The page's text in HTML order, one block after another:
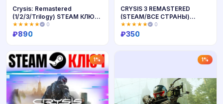
Купить
Crysis: Remastered
(1/2/3/Trilogy) STEAM КЛЮЧ /
РФ+МИР
★★★★★ 0
₽890
CRYSIS 3 REMASTERED
(STEAM/ВСЕ СТРАНЫ)
СРАЗУ + ПОДАРОК
★★★★★ 0
₽350
1% 1%